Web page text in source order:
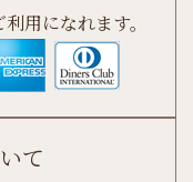
用になれます。
て